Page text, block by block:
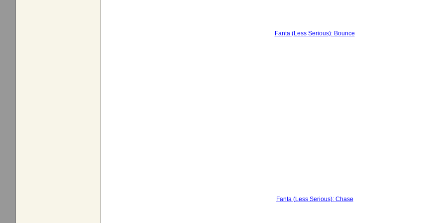
Fanta (Less Serious): Bounce
Fanta (Less Serious): Chase